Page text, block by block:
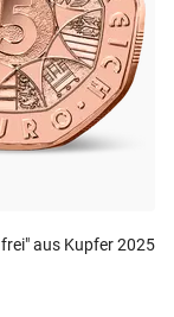
aus Kupfer 2025